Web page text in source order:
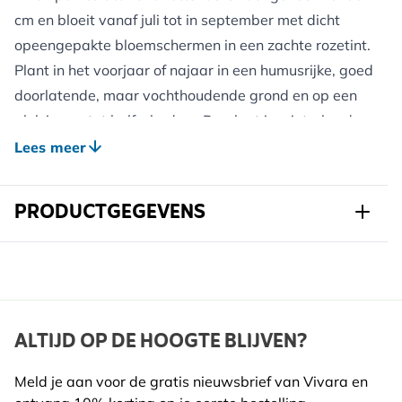
cm en bloeit vanaf juli tot in september met dicht
opeengepakte bloemschermen in een zachte rozetint.
Plant in het voorjaar of najaar in een humusrijke, goed
doorlatende, maar vochthoudende grond en op een
plek in zon tot halfschaduw. De plant is winterhard;
een beschermlaag van organisch materiaal helpt
bestuivers aantrekt. Door uitgebloeide stelen weg te
knippen, wordt de bloeitijd verlengd. Na de bloei kun
voorjaar schieten nieuwe scheuten uit.
Voordelen voor Wilde Dieren:
vooral bijen en vlinders in de zomermaanden van
Lees meer
PRODUCTGEGEVENS
Merk Kwekerij Verhoeven
Breedte 147 mm
ALTIJD OP DE HOOGTE BLIJVEN?
Meld je aan voor de gratis nieuwsbrief van Vivara en